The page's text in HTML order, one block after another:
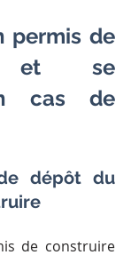
permis de
et se
cas de
dépôt du
de construire